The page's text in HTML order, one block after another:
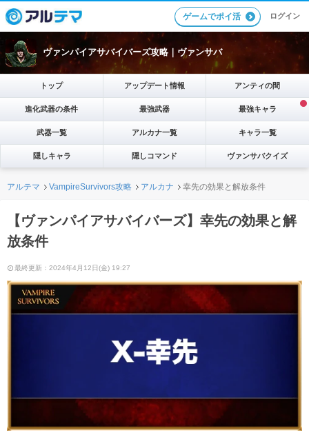
ゲームでポイ活 ログイン
ヴァンパイアサバイバーズ攻略｜ヴァンサバ
トップ アップデート情報 アンティの間
進化武器の条件 最強武器 最強キャラ
武器一覧 アルカナ一覧 キャラ一覧
隠しキャラ 隠しコマンド ヴァンサバクイズ
アルテマ VampireSurvivors攻略 アルカナ 幸先の効果と解放条件
【ヴァンパイアサバイバーズ】幸先の効果と解
放条件
最終更新：2024年4月12日(金) 19:27